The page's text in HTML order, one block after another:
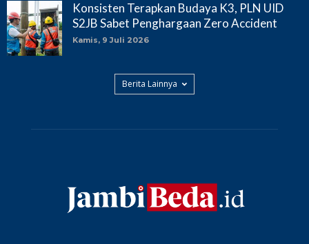
Konsisten Terapkan Budaya K3, PLN UID
S2JB Sabet Penghargaan Zero Accident
Kamis, 9 Juli 2026
Berita Lainnya